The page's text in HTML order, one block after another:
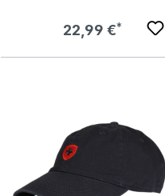
Regulärer Preis:
22,99 €